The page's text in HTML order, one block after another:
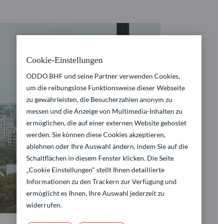
Cookie-Einstellungen
ODDO BHF und seine Partner verwenden Cookies,
um die reibungslose Funktionsweise dieser Webseite
zu gewährleisten, die Besucherzahlen anonym zu
messen und die Anzeige von Multimedia-Inhalten zu
ermöglichen, die auf einer externen Website gehostet
werden. Sie können diese Cookies akzeptieren,
ablehnen oder Ihre Auswahl ändern, indem Sie auf die
Schaltflächen in diesem Fenster klicken. Die Seite
„Cookie Einstellungen" stellt Ihnen detaillierte
Informationen zu den Trackern zur Verfügung und
ermöglicht es Ihnen, Ihre Auswahl jederzeit zu
widerrufen.